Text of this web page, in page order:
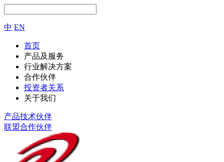
中 EN
首页
产品及服务
行业解决方案
合作伙伴
投资者关系
关于我们
产品技术伙伴
联盟合作伙伴